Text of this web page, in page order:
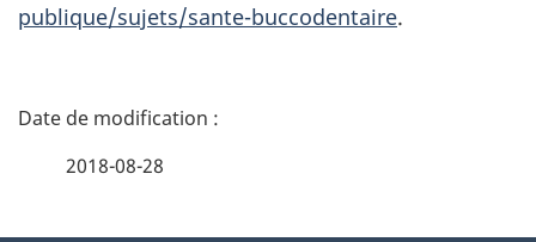
publique/sujets/sante-buccodentaire.
D
2018-08-28